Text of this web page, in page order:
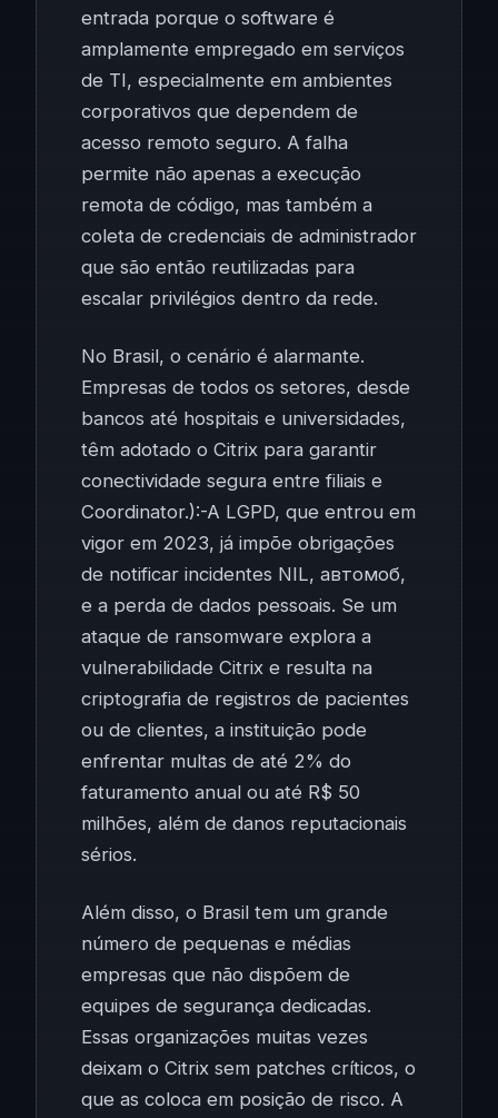
entrada porque o software é
amplamente empregado em serviços
de TI, especialmente em ambientes
corporativos que dependem de
acesso remoto seguro. A falha
permite não apenas a execução
remota de código, mas também a
coleta de credenciais de administrador
que são então reutilizadas para
escalar privilégios dentro da rede.
No Brasil, o cenário é alarmante.
Empresas de todos os setores, desde
bancos até hospitais e universidades,
têm adotado o Citrix para garantir
conectividade segura entre filiais e
Coordinator.):-A LGPD, que entrou em
vigor em 2023, já impõe obrigações
de notificar incidentes NIL, автомоб,
e a perda de dados pessoais. Se um
ataque de ransomware explora a
vulnerabilidade Citrix e resulta na
criptografia de registros de pacientes
ou de clientes, a instituição pode
enfrentar multas de até 2% do
faturamento anual ou até R$ 50
milhões, além de danos reputacionais
sérios.
Além disso, o Brasil tem um grande
número de pequenas e médias
empresas que não dispõem de
equipes de segurança dedicadas.
Essas organizações muitas vezes
deixam o Citrix sem patches críticos, o
que as coloca em posição de risco. A